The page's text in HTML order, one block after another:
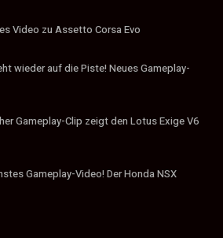
Video zu Assetto Corsa Evo
wieder auf die Piste! Neues Gameplay-
Gameplay-Clip zeigt den Lotus Exige V6
Gameplay-Video! Der Honda NSX